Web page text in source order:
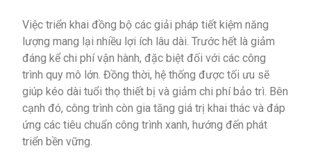
Việc triển khai đồng bộ các giải pháp tiết kiệm năng
lượng mang lại nhiều lợi ích lâu dài. Trước hết là giảm
đáng kể chi phí vận hành, đặc biệt đối với các công
trình quy mô lớn. Đồng thời, hệ thống được tối ưu sẽ
giúp kéo dài tuổi thọ thiết bị và giảm chi phí bảo trì. Bên
cạnh đó, công trình còn gia tăng giá trị khai thác và đáp
ứng các tiêu chuẩn công trình xanh, hướng đến phát
triển bền vững.